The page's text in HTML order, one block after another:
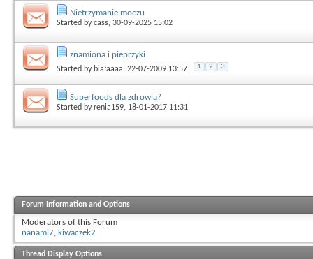
Nietrzymanie moczu
Started bycass, 30-09-2025 15:02
znamiona i pieprzyki
Started bybiałaaaa, 22-07-2009 13:57 1 2 3
Superfoods dla zdrowia?
Started byrenia159, 18-01-2017 11:31
Forum Information and Options
Moderators of this Forum
nanami7, kiwaczek2
Thread Display Options